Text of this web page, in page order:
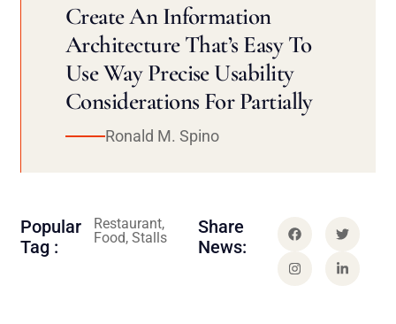
Create An Information
Architecture That’s Easy To
Use Way Precise Usability
Considerations For Partially
Ronald M. Spino
Popular
Tag :
Restaurant,
Food, Stalls
Share
News: